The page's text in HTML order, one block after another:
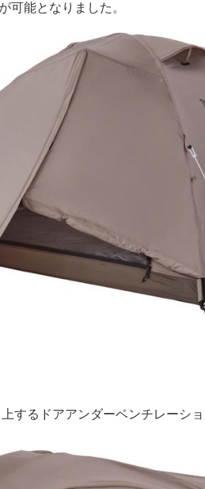
可能となりました。
するドアアンダーベンチレーシ